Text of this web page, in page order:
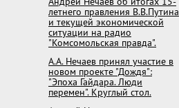
летнего правления В.В.Путина
и текущей экономической
ситуации на радио
"Комсомольская правда".
А.А. Нечаев принял участие в
новом проекте "Дождя":
"Эпоха Гайдара. Люди
перемен". Круглый стол.